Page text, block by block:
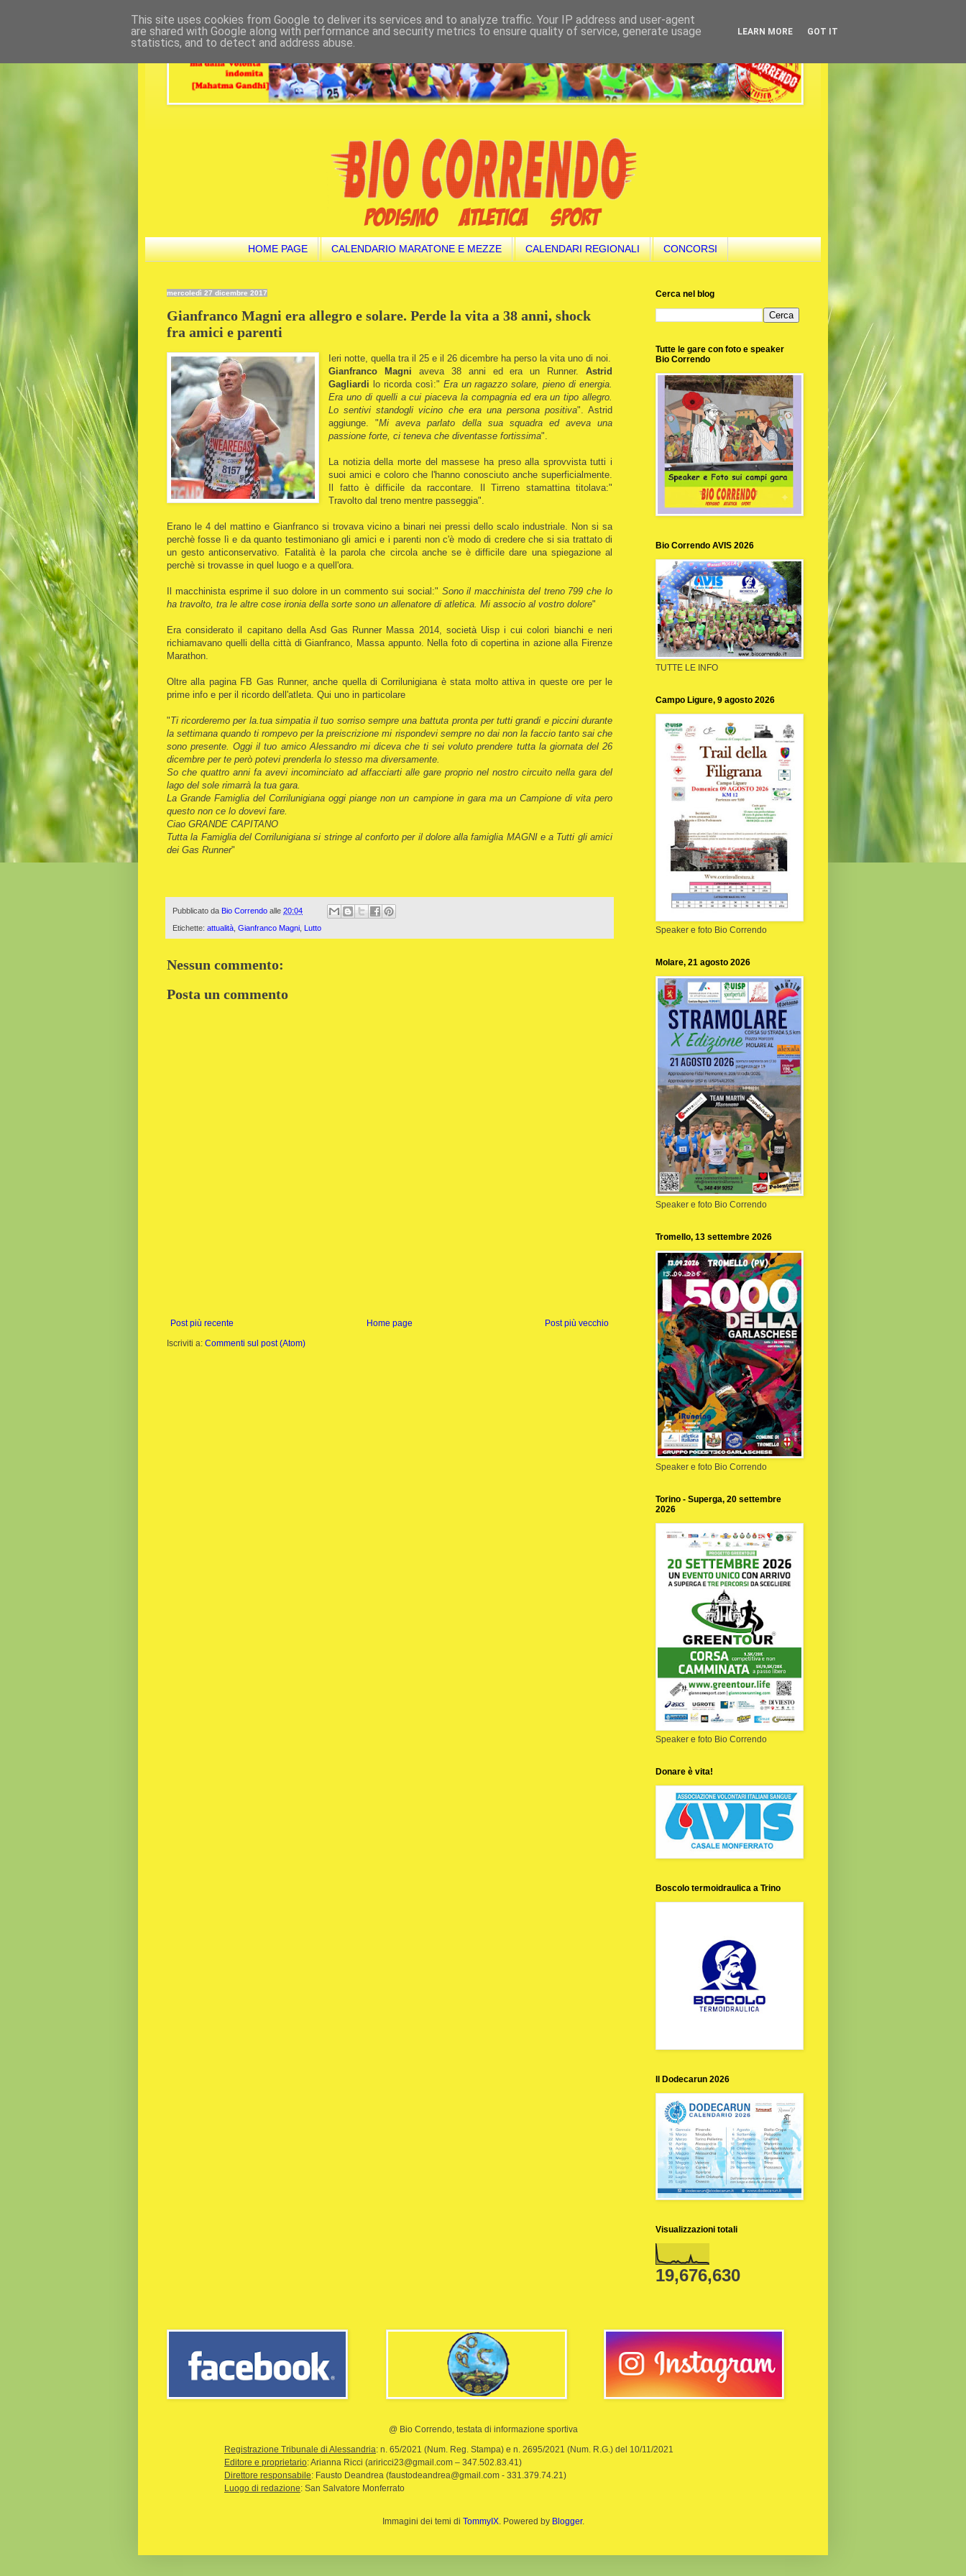
HOME PAGE CALENDARIO MARATONE E MEZZE CALENDARI REGIONALI CONCORSI
mercoledì 27 dicembre 2017
Gianfranco Magni era allegro e solare. Perde la vita a 38 anni, shock
fra amici e parenti
Ieri notte, quella tra il 25 e il 26 dicembre ha perso la vita uno di noi.
Gianfranco Magni aveva 38 anni ed era un Runner.Astrid
Gagliardi lo ricorda così:" Era un ragazzo solare, pieno di energia.
Era uno di quelli a cui piaceva la compagnia ed era un tipo allegro.
Lo sentivi standogli vicino che era una persona positiva". Astrid
aggiunge. "Mi aveva parlato della sua squadra ed aveva una
passione forte, ci teneva che diventasse fortissima".
La notizia della morte del massese ha preso alla sprovvista tutti i
suoi amici e coloro che l'hanno conosciuto anche superficialmente.
Il fatto è difficile da raccontare. Il Tirreno stamattina titolava:"
Travolto dal treno mentre passeggia".
Erano le 4 del mattino e Gianfranco si trovava vicino a binari nei pressi dello scalo industriale. Non si sa
perchè fosse lì e da quanto testimoniano gli amici e i parenti non c'è modo di credere che si sia trattato di
un gesto anticonservativo. Fatalità è la parola che circola anche se è difficile dare una spiegazione al
perchè si trovasse in quel luogo e a quell'ora.
Il macchinista esprime il suo dolore in un commento sui social:" Sono il macchinista del treno 799 che lo
ha travolto, tra le altre cose ironia della sorte sono un allenatore di atletica. Mi associo al vostro dolore"
Era considerato il capitano della Asd Gas Runner Massa 2014, società Uisp i cui colori bianchi e neri
richiamavano quelli della città di Gianfranco, Massa appunto. Nella foto di copertina in azione alla Firenze
Marathon.
Oltre alla pagina FB Gas Runner, anche quella di Corrilunigiana è stata molto attiva in queste ore per le
prime info e per il ricordo dell'atleta. Qui uno in particolare
"Ti ricorderemo per la.tua simpatia il tuo sorriso sempre una battuta pronta per tutti grandi e piccini durante
la settimana quando ti rompevo per la preiscrizione mi rispondevi sempre no dai non la faccio tanto sai che
sono presente. Oggi il tuo amico Alessandro mi diceva che ti sei voluto prendere tutta la giornata del 26
dicembre per te però potevi prenderla lo stesso ma diversamente.
So che quattro anni fa avevi incominciato ad affacciarti alle gare proprio nel nostro circuito nella gara del
lago del sole rimarrà la tua gara.
La Grande Famiglia del Corrilunigiana oggi piange non un campione in gara ma un Campione di vita pero
questo non ce lo dovevi fare.
Ciao GRANDE CAPITANO
Tutta la Famiglia del Corrilunigiana si stringe al conforto per il dolore alla famiglia MAGNI e a Tutti gli amici
dei Gas Runner"
Pubblicato da Bio Correndo alle 20:04
Etichette: attualità Gianfranco Magni Lutto
Nessun commento:
Posta un commento
Post più recente Post più vecchio
Home page
Iscriviti a: Commenti sul post (Atom)
Cerca nel blog
Tutte le gare con foto e speaker
Bio Correndo
Bio Correndo AVIS 2026
TUTTE LE INFO
Campo Ligure, 9 agosto 2026
Speaker e foto Bio Correndo
Molare, 21 agosto 2026
Speaker e foto Bio Correndo
Tromello, 13 settembre 2026
Speaker e foto Bio Correndo
Torino - Superga, 20 settembre
2026
Speaker e foto Bio Correndo
Donare è vita!
Boscolo termoidraulica a Trino
Il Dodecarun 2026
Visualizzazioni totali
19,676,630
@ Bio Correndo, testata di informazione sportiva
Registrazione Tribunale di Alessandria: n. 65/2021 (Num. Reg. Stampa) e n. 2695/2021 (Num. R.G.) del 10/11/2021
Editore e proprietario: Arianna Ricci (ariricci23@gmail.com – 347.502.83.41)
Direttore responsabile: Fausto Deandrea (faustodeandrea@gmail.com - 331.379.74.21)
Luogo di redazione: San Salvatore Monferrato
Immagini dei temi di TommyIX. Powered by Blogger.
This site uses cookies from Google to deliver its services and to analyze traffic. Your IP address and user-agent
are shared with Google along with performance and security metrics to ensure quality of service, generate usage
statistics, and to detect and address abuse.
LEARN MORE GOT IT